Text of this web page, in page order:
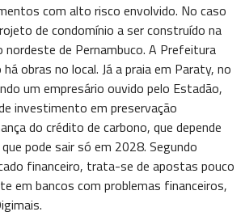
com alto risco envolvido. No caso
de condomínio a ser construído na
nordeste de Pernambuco. A Prefeitura
obras no local. Já a praia em Paraty, no
um empresário ouvido pelo Estadão,
investimento em preservação
do crédito de carbono, que depende
pode sair só em 2028. Segundo
financeiro, trata-se de apostas pouco
em bancos com problemas financeiros,